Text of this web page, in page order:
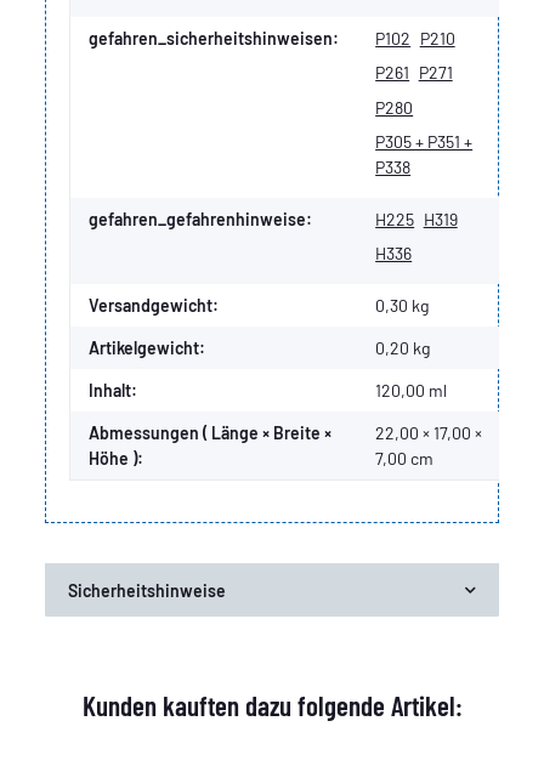
gefahren_sicherheitshinweisen: P102 P210
P261 P271
P280
P305 + P351 +
P338
gefahren_gefahrenhinweise: H225 H319
H336
Versandgewicht: 0,30 kg
Artikelgewicht: 0,20 kg
Inhalt: 120,00 ml
Abmessungen ( Länge × Breite ×
Höhe ):
22,00 × 17,00 ×
7,00 cm
Sicherheitshinweise
Kunden kauften dazu folgende Artikel: